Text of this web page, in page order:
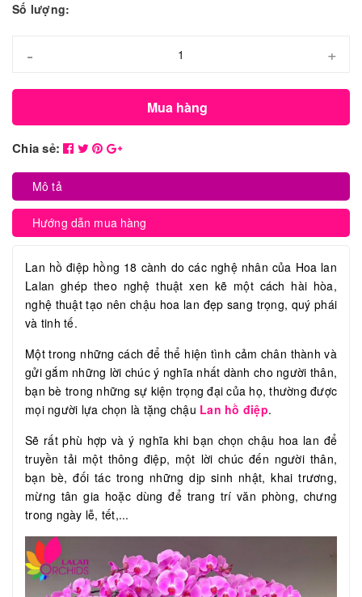
Số lượng:
- +
Mua hàng
Chia sẻ:
Mô tả
Hướng dẫn mua hàng
Lan hồ điệp hồng 18 cành do các nghệ nhân của Hoa lan
Lalan ghép theo nghệ thuật xen kẽ một cách hài hòa,
nghệ thuật tạo nên chậu hoa lan đẹp sang trọng, quý phái
và tinh tế.
Một trong những cách để thể hiện tình cảm chân thành và
gửi gắm những lời chúc ý nghĩa nhất dành cho người thân,
bạn bè trong những sự kiện trọng đại của họ, thường được
mọi người lựa chọn là tặng chậu Lan hồ điệp.
Sẽ rất phù hợp và ý nghĩa khi bạn chọn chậu hoa lan để
truyền tải một thông điệp, một lời chúc đến người thân,
bạn bè, đối tác trong những dịp sinh nhật, khai trương,
mừng tân gia hoặc dùng để trang trí văn phòng, chưng
trong ngày lễ, tết,...